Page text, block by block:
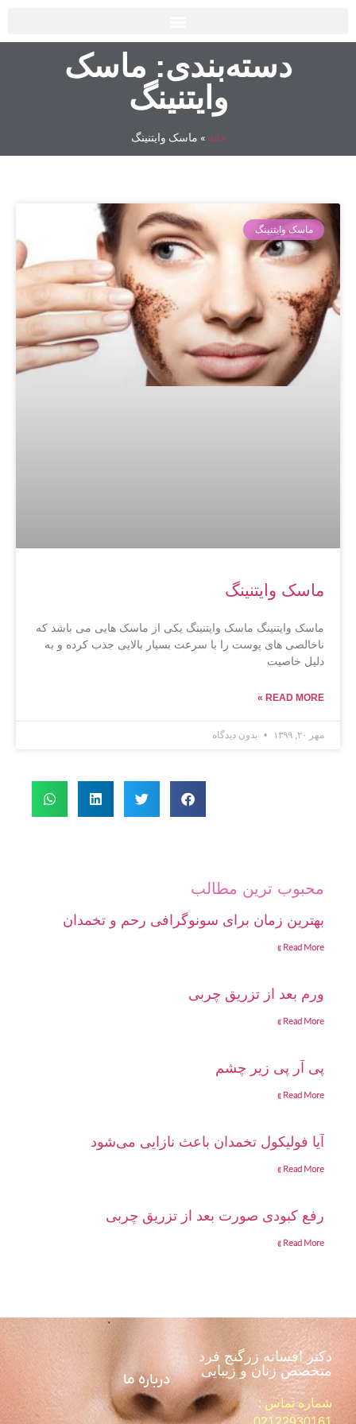
دسته‌بندی: ماسک
وایتنینگ
خانه » ماسک وایتنینگ
ماسک وایتنینگ
ماسک وایتنینگ
ماسک وایتنینگ ماسک وایتنینگ یکی از ماسک هایی می باشد که
ناخالصی های پوست را با سرعت بسیار بالایی جذب کرده و به
دلیل خاصیت
READ MORE »
مهر ۲۰, ۱۳۹۹ بدون دیدگاه
محبوب ترین مطالب
بهترین زمان برای سونوگرافی رحم و تخمدان
Read More »
ورم بعد از تزریق چربی
Read More »
پی آر پی زیر چشم
Read More »
آیا فولیکول تخمدان باعث نازایی می‌شود
Read More »
رفع کبودی صورت بعد از تزریق چربی
Read More »
دکتر افسانه زرگنج فرد
متخصص زنان و زیبایی
شماره تماس :
درباره ما